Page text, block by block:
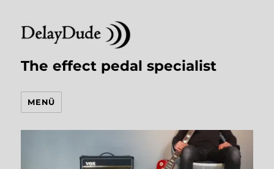
The effect pedal specialist
MENÜ